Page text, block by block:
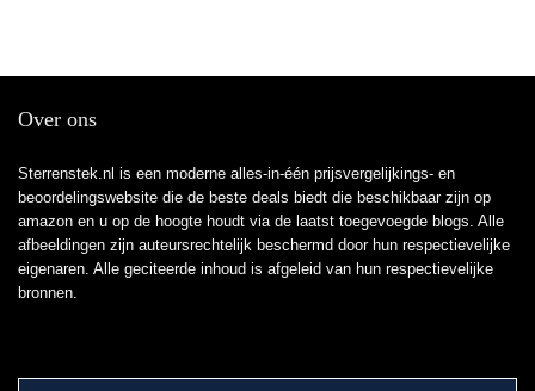
Over ons
Sterrenstek.nl is een moderne alles-in-één prijsvergelijkings- en
beoordelingswebsite die de beste deals biedt die beschikbaar zijn op
amazon en u op de hoogte houdt via de laatst toegevoegde blogs. Alle
afbeeldingen zijn auteursrechtelijk beschermd door hun respectievelijke
eigenaren. Alle geciteerde inhoud is afgeleid van hun respectievelijke
bronnen.